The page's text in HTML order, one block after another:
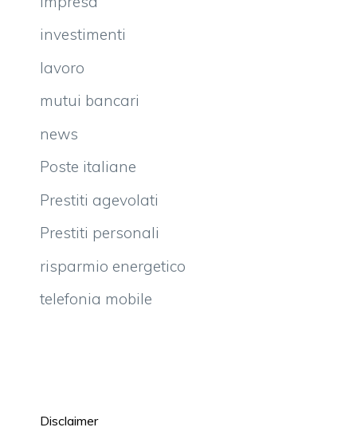
investimenti
lavoro
mutui bancari
news
Poste italiane
Prestiti agevolati
Prestiti personali
risparmio energetico
telefonia mobile
Disclaimer